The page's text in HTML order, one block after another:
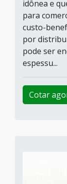
idônea e
para
custo-
por
pode ser
espessu...
Cotar